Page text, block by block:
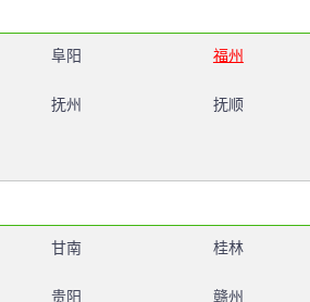
阜阳 福州
抚州 抚顺
甘南 桂林
贵阳 赣州